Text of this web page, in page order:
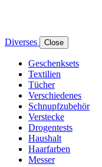
Diverses Close
Geschenksets
Textilien
Tücher
Verschiedenes
Schnupfzubehör
Verstecke
Drogentests
Haushalt
Haarfarben
Messer